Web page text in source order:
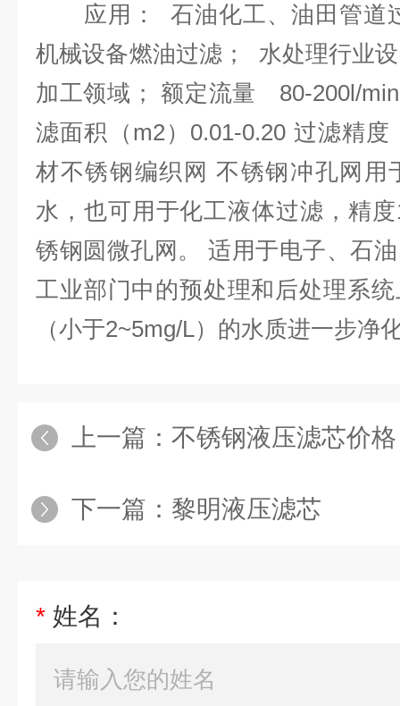
应用： 石油化工、油田管道
机械设备燃油过滤； 水处理行业
加工领域； 额定流量 80-200l/
滤面积（m2）0.01-0.20 过滤精
材不锈钢编织网 不锈钢冲孔网用
水，也可用于化工液体过滤，精
锈钢圆微孔网。 适用于电子、石
工业部门中的预处理和后处理系
（小于2~5mg/L）的水质进一步净
上一篇： 不锈钢液压滤芯价格
下一篇： 黎明液压滤芯
* 姓名：